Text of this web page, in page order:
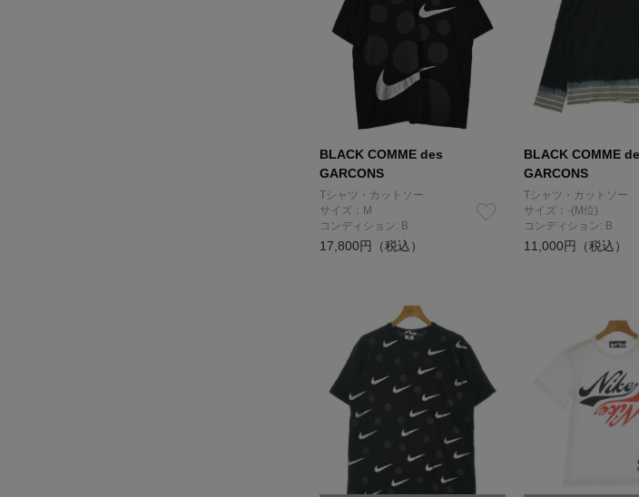
BLACK COMME des
GARCONS
Tシャツ・カットソー
サイズ：M
コンディション: B
17,800円（税込）
BLACK COMME
GARCONS
Tシャツ・カットソー
サイズ：-(M位)
コンディション: B
11,000円（税込）